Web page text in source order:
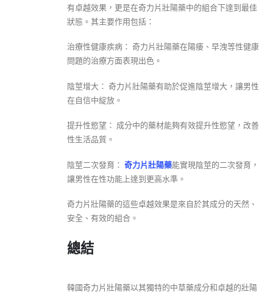
有卓越效果，更是在奇力片壯陽藥中的組合下達到最佳
狀態。其主要作用包括：
治療性健康疾病： 奇力片壯陽藥在陽痿、早洩等性健康
問題的治療方面表現出色。
陰莖增大： 奇力片壯陽藥有助於促進陰莖增大，讓男性
在自信中綻放。
提升性慾望： 成分中的藥材能夠有效提升性慾望，改善
性生活品質。
陰莖二次發育： 奇力片壯陽藥能實現陰莖的二次發育，
讓男性在性功能上達到更高水準。
奇力片壯陽藥的這些卓越效果是來自於其成分的天然、
安全、有效的組合。
總結
韓國奇力片壯陽藥以其獨特的中草藥成分和卓越的壯陽